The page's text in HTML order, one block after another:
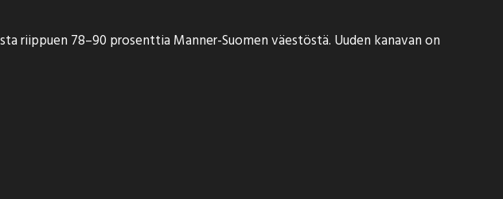
riippuen 78–90 prosenttia Manner-Suomen väestöstä. Uuden kanavan on